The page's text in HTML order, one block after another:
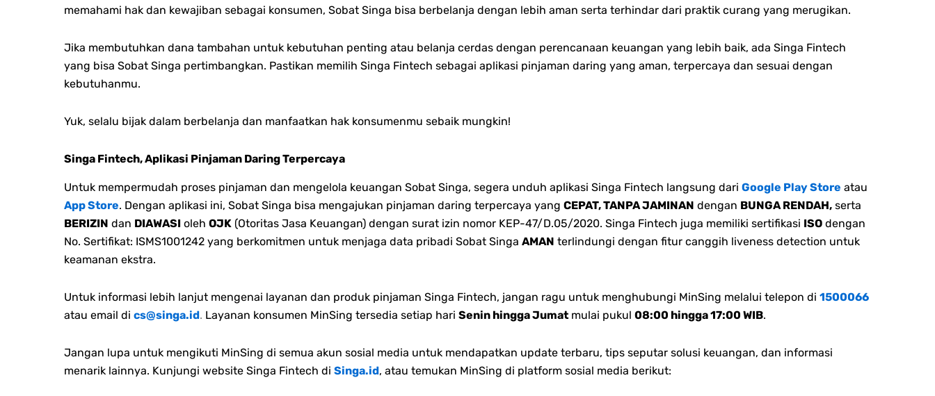
memahami hak dan kewajiban sebagai konsumen, Sobat Singa bisa berbelanja dengan lebih aman serta terhindar dari praktik curang yang merugikan.
Jika membutuhkan dana tambahan untuk kebutuhan penting atau belanja cerdas dengan perencanaan keuangan yang lebih baik, ada Singa Fintech
yang bisa Sobat Singa pertimbangkan. Pastikan memilih Singa Fintech sebagai aplikasi pinjaman daring yang aman, terpercaya dan sesuai dengan
kebutuhanmu.
Yuk, selalu bijak dalam berbelanja dan manfaatkan hak konsumenmu sebaik mungkin!
Singa Fintech, Aplikasi Pinjaman Daring Terpercaya
Untuk mempermudah proses pinjaman dan mengelola keuangan Sobat Singa, segera unduh aplikasi Singa Fintech langsung dari Google Play Store atau
App Store. Dengan aplikasi ini, Sobat Singa bisa mengajukan pinjaman daring terpercaya yang CEPAT, TANPA JAMINAN dengan BUNGA RENDAH, serta
BERIZIN dan DIAWASI oleh OJK (Otoritas Jasa Keuangan) dengan surat izin nomor KEP-47/D.05/2020. Singa Fintech juga memiliki sertifikasi ISO dengan
No. Sertifikat: ISMS1001242 yang berkomitmen untuk menjaga data pribadi Sobat Singa AMAN terlindungi dengan fitur canggih liveness detection untuk
keamanan ekstra.
Untuk informasi lebih lanjut mengenai layanan dan produk pinjaman Singa Fintech, jangan ragu untuk menghubungi MinSing melalui telepon di 1500066
atau email di cs@singa.id. Layanan konsumen MinSing tersedia setiap hari Senin hingga Jumat mulai pukul 08:00 hingga 17:00 WIB.
Jangan lupa untuk mengikuti MinSing di semua akun sosial media untuk mendapatkan update terbaru, tips seputar solusi keuangan, dan informasi
menarik lainnya. Kunjungi website Singa Fintech di Singa.id, atau temukan MinSing di platform sosial media berikut: